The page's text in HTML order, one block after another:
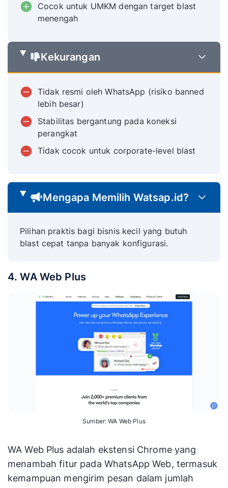
Cocok untuk UMKM dengan target blast
menengah
Kekurangan
Tidak resmi oleh WhatsApp (risiko banned
lebih besar)
Stabilitas bergantung pada koneksi
perangkat
Tidak cocok untuk corporate-level blast
Mengapa Memilih Watsap.id?
Pilihan praktis bagi bisnis kecil yang butuh
blast cepat tanpa banyak konfigurasi.
4. WA Web Plus
Sumber: WA Web Plus
WA Web Plus adalah ekstensi Chrome yang
menambah fitur pada WhatsApp Web, termasuk
kemampuan mengirim pesan dalam jumlah